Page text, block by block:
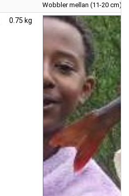
Wobbler mellan (11-20 cm)
0.75 kg